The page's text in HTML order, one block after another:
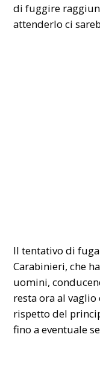
di fuggire
attenderlo ci
Il tentativo di
Carabinieri, che
uomini,
resta ora al
rispetto del
fino a eventuale